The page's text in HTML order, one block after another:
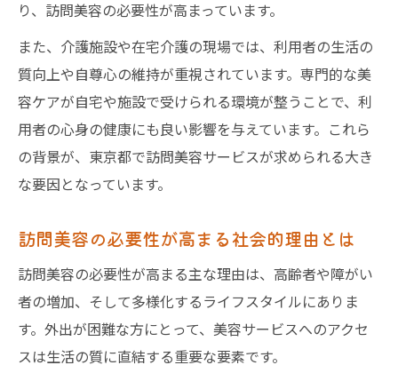
訪問美容で自宅が美容サロンに変わる理由
自宅で受ける訪問美容の安心感とメリット
訪問美容が家族にもたらすサポート効果
自宅での訪問美容で得られる心身の安定
安心して任せられる訪問美容サービスの選
外出困難な方に訪問美容が選ばれる背景
外出困難な方が訪問美容を必要とする理由
訪問美容がもたらす外出不要の利便性とは
身体的負担を軽減する訪問美容の魅力
訪問美容が外出困難者の自己肯定感を支え
り、訪問美容の必要性が高まっています。
また、介護施設や在宅介護の現場では、利用者の生活の
質向上や自尊心の維持が重視されています。専門的な美
容ケアが自宅や施設で受けられる環境が整うことで、利
用者の心身の健康にも良い影響を与えています。これら
の背景が、東京都で訪問美容サービスが求められる大き
な要因となっています。
訪問美容の必要性が高まる社会的理由とは
訪問美容の必要性が高まる主な理由は、高齢者や障がい
者の増加、そして多様化するライフスタイルにありま
す。外出が困難な方にとって、美容サービスへのアクセ
スは生活の質に直結する重要な要素です。